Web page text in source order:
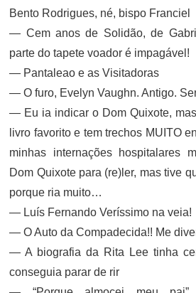
Bento Rodrigues, né, bispo Franciel
— Cem anos de Solidão, de
parte do tapete voador é impagável!
— Pantaleao e as Visitadoras
— O furo, Evelyn Vaughn. Antigo.
— Eu ia indicar o Dom Quixote,
livro favorito e tem trechos MUITO
minhas internações hospitalares
Dom Quixote para (re)ler, mas tive
porque ria muito…
— Luís Fernando Veríssimo na veia!
— O Auto da Compadecida!! Me
— A biografia da Rita Lee tinha
conseguia parar de rir